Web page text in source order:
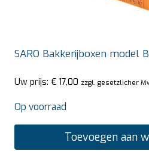
SARO Bakkerijboxen model
Uw prijs: € 17,00 zzgl. gesetzlicher
Op voorraad
Toevoegen aan